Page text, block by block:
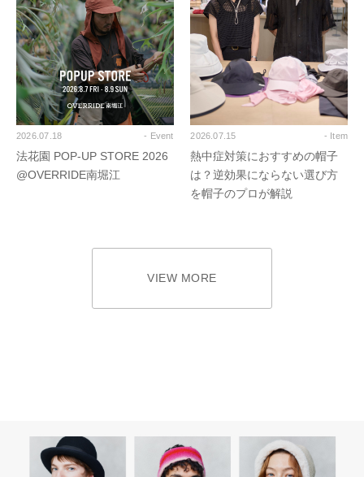
2026.07.18 - Event
法花園 POP-UP STORE 2026
@OVERRIDE南堀江
2026.07.15 - Item
熱中症対策におすすめの帽子
は？逆効果にならない選び方
を帽子のプロが解説
VIEW MORE